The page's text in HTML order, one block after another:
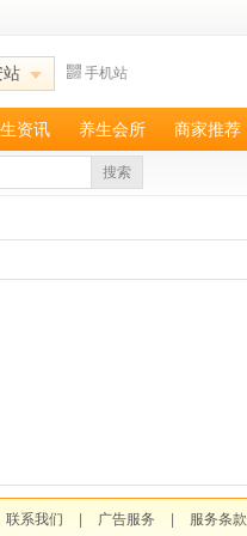
站 手机站
资讯 养生会所 商家推荐
搜索
联系我们 广告服务 服务条款